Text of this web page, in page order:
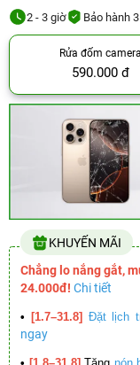
2 - 3 giờ Bảo hành
Rửa đốm camera
590.000 đ
KHUYẾN MÃI
Chẳng lo nắng gắt,
24.000đ! Chi tiết
• [1.7–31.8] Đặt lịch
ngay